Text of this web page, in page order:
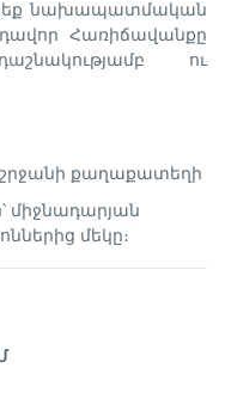
նախապատմական
Հառիճավանքը
ու
քաղաքատեղի
միջնադարյան
մեկը։